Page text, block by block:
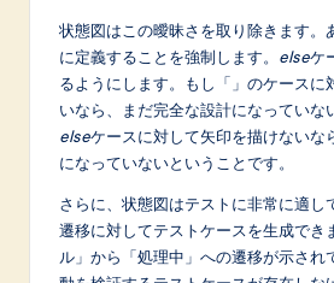
状態図はこの曖昧さを取り除きます。
に定義することを強制します。 elseケ
るようにします。もし「」のケースに
いなら、まだ完全な設計になっていな
elseケースに対して矢印を描けないな
になっていないということです。
さらに、状態図はテストに非常に適し
遷移に対してテストケースを生成でき
ル」から「処理中」への遷移が示され